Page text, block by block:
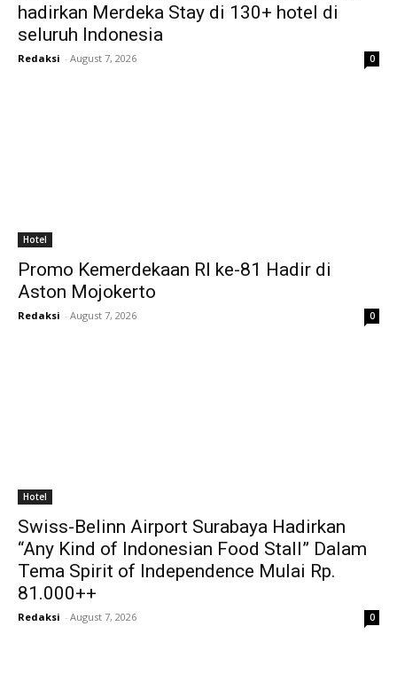
hadirkan Merdeka Stay di 130+ hotel di
seluruh Indonesia
Redaksi - August 7, 2026 0
Hotel
Promo Kemerdekaan RI ke-81 Hadir di
Aston Mojokerto
Redaksi - August 7, 2026 0
Hotel
Swiss-Belinn Airport Surabaya Hadirkan
“Any Kind of Indonesian Food Stall” Dalam
Tema Spirit of Independence Mulai Rp.
81.000++
Redaksi - August 7, 2026 0